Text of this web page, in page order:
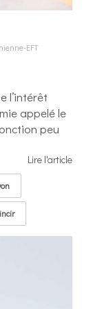
EFT
l’intérêt
appelé le
peu
Lire l'article